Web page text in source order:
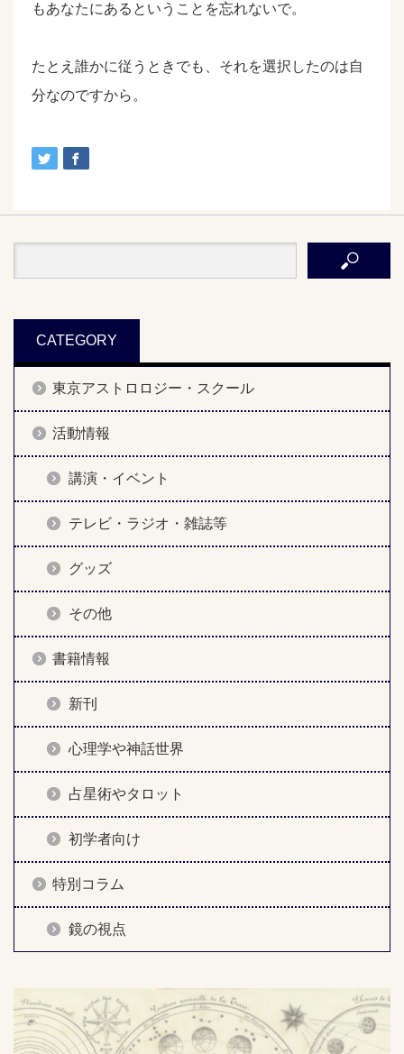
もあなたにあるということを忘れないで。
たとえ誰かに従うときでも、それを選択したのは自
分なのですから。
CATEGORY
東京アストロロジー・スクール
活動情報
講演・イベント
テレビ・ラジオ・雑誌等
グッズ
その他
書籍情報
新刊
心理学や神話世界
占星術やタロット
初学者向け
特別コラム
鏡の視点